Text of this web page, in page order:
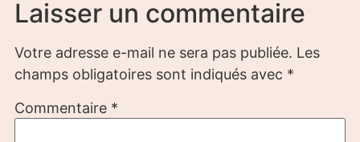
Laisser un commentaire
Votre adresse e-mail ne sera pas publiée. Les
champs obligatoires sont indiqués avec *
Commentaire *